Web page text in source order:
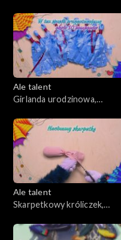
7
Ale talent
Girlanda urodzinowa,
Ale talent
Skarpetkowy króliczek,